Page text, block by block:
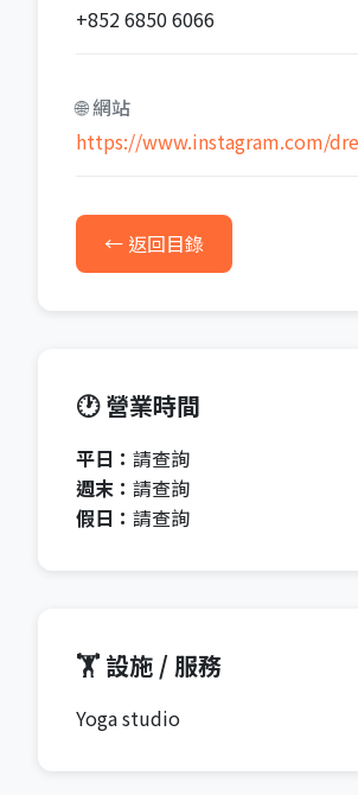
+852 6850 6066
🌐 網站
https://www.instagram.com/
← 返回目錄
🕐 營業時間
平日： 請查詢
週末： 請查詢
假日： 請查詢
🏋️ 設施 / 服務
Yoga studio